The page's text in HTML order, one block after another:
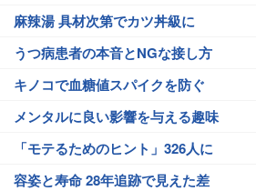
麻辣湯 具材次第でカツ丼級に
うつ病患者の本音とNGな接し方
キノコで血糖値スパイクを防ぐ
メンタルに良い影響を与える趣味
「モテるためのヒント」326人に
容姿と寿命 28年追跡で見えた差